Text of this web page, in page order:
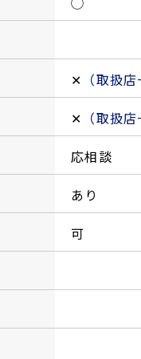
◯
✕ （取扱店
✕ （取扱店
応相談
あり
可